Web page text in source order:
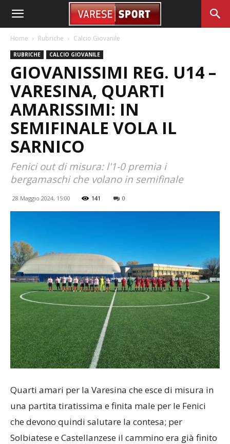
Home Rubriche Calcio Giovanile
RUBRICHE CALCIO GIOVANILE
GIOVANISSIMI REG. U14 –
VARESINA, QUARTI
AMARISSIMI: IN
SEMIFINALE VOLA IL
SARNICO
Fenici out di misura: l'1-0 premia i
bergamaschi che volano in semifinale
28 Maggio 2024, 15:00 141 0
Quarti amari per la Varesina che esce di misura in
una partita tiratissima e finita male per le Fenici
che devono quindi salutare la contesa; per
Solbiatese e Castellanzese il cammino era già finito